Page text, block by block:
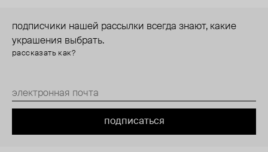
подписчики нашей рассылки всегда знают, какие
украшения выбрать.
рассказать как?
подписаться